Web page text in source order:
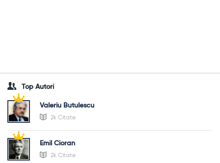
Top Autori
Valeriu Butulescu
2k Citate
Emil Cioran
2k Citate